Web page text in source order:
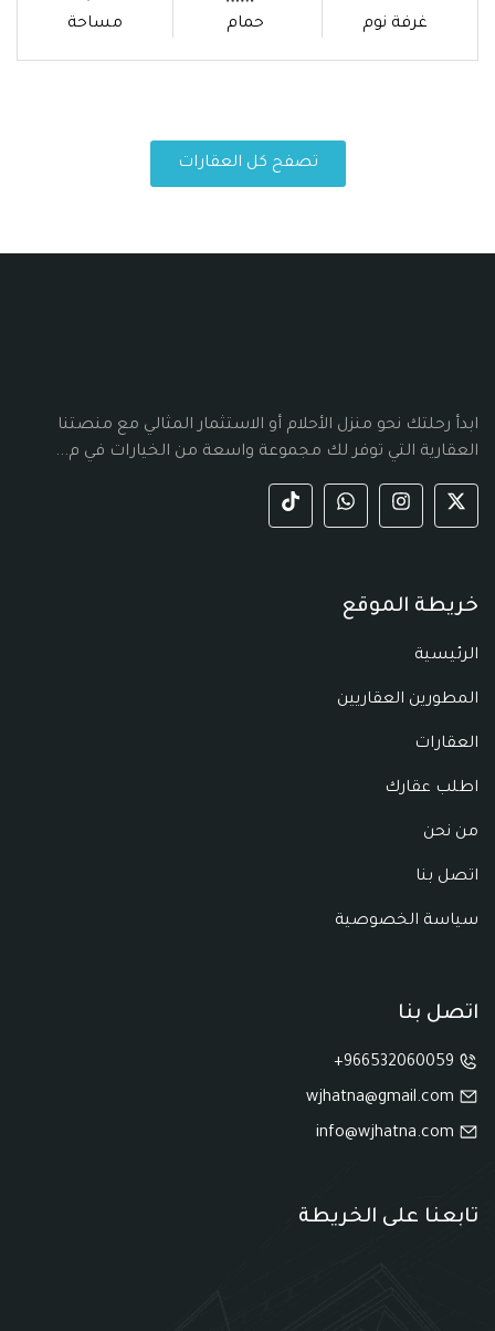
غرفة نوم حمام مساحة
تصفح كل العقارات
ابدأ رحلتك نحو منزل الأحلام أو الاستثمار المثالي مع منصتنا
العقارية التي توفر لك مجموعة واسعة من الخيارات في م...
خريطة الموقع
الرئيسية
المطورين العقاريين
العقارات
اطلب عقارك
من نحن
اتصل بنا
سياسة الخصوصية
اتصل بنا
تابعنا على الخريطة